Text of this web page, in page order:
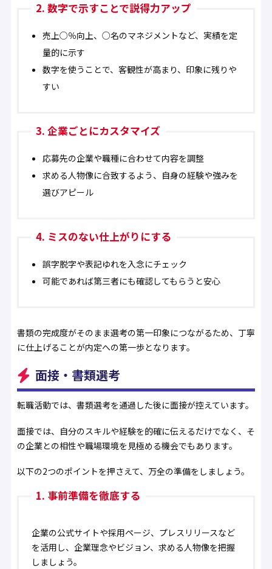
2. 数字で示すことで説得力アップ
売上○％向上、○名のマネジメントなど、実績を定
量的に示す
数字を使うことで、客観性が高まり、印象に残りや
すい
3. 企業ごとにカスタマイズ
応募先の企業や職種に合わせて内容を調整
求める人物像に合致するよう、自身の経験や強みを
選びアピール
4. ミスのない仕上がりにする
誤字脱字や表記ゆれを入念にチェック
可能であれば第三者にも確認してもらうと安心
書類の完成度がそのまま選考の第一印象につながるため、丁寧
に仕上げることが内定への第一歩となります。
面接・書類選考
転職活動では、書類選考を通過した後に面接が控えています。
面接では、自分のスキルや経験を的確に伝えるだけでなく、そ
の企業との相性や職場環境を見極める機会でもあります。
以下の2つのポイントを押さえて、万全の準備をしましょう。
1. 事前準備を徹底する
企業の公式サイトや採用ページ、プレスリリースなど
を活用し、企業理念やビジョン、求める人物像を把握
しましょう。